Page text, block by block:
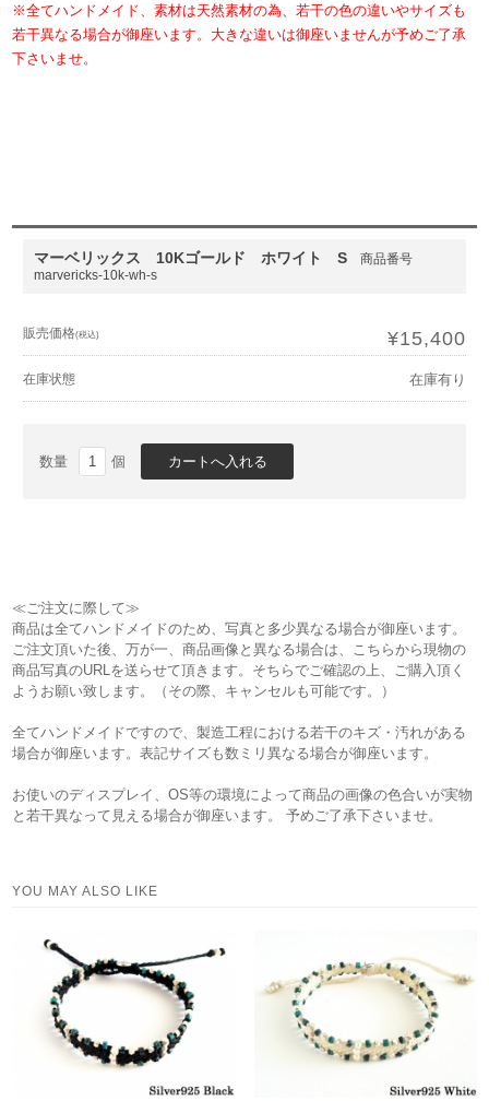
※全てハンドメイド、素材は天然素材の為、若干の色の違いやサイズも
若干異なる場合が御座います。大きな違いは御座いませんが予めご了承
下さいませ。
マーベリックス 10Kゴールド ホワイト S
商品番号
marvericks-10k-wh-s
販売価格(税込) ¥15,400
在庫状態 在庫有り
数量 個
≪ご注文に際して≫
商品は全てハンドメイドのため、写真と多少異なる場合が御座います。
ご注文頂いた後、万が一、商品画像と異なる場合は、こちらから現物の
商品写真のURLを送らせて頂きます。そちらでご確認の上、ご購入頂く
ようお願い致します。（その際、キャンセルも可能です。）
全てハンドメイドですので、製造工程における若干のキズ・汚れがある
場合が御座います。表記サイズも数ミリ異なる場合が御座います。
お使いのディスプレイ、OS等の環境によって商品の画像の色合いが実物
と若干異なって見える場合が御座います。 予めご了承下さいませ。
YOU MAY ALSO LIKE